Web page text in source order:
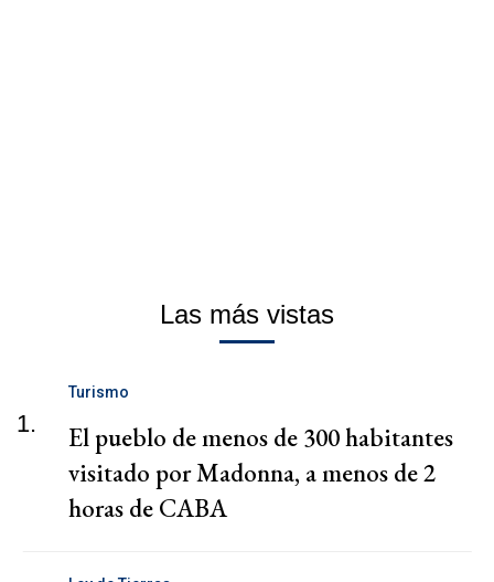
Las más vistas
1.
Turismo
El pueblo de menos de 300 habitantes
visitado por Madonna, a menos de 2
horas de CABA